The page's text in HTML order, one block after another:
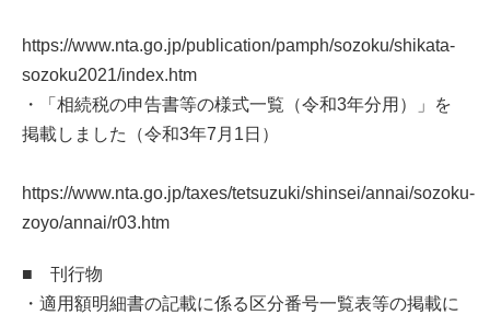
https://www.nta.go.jp/publication/pamph/sozoku/shikata-
sozoku2021/index.htm
・「相続税の申告書等の様式一覧（令和3年分用）」を
掲載しました（令和3年7月1日）
https://www.nta.go.jp/taxes/tetsuzuki/shinsei/annai/sozoku-
zoyo/annai/r03.htm
■ 刊行物
・適用額明細書の記載に係る区分番号一覧表等の掲載に